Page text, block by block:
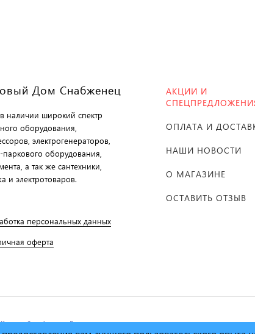
Дом Снабженец
в наличии широкий спектр
оборудования,
электрогенераторов,
паркового оборудования,
а так же сантехники,
и электротоваров.
персональных данных
оферта
АКЦИИ И
ОПЛАТА И
НАШИ НОВОСТИ
О МАГАЗИНЕ
ОСТАВИТЬ ОТЗЫВ
дом Снабженец"1995г. -